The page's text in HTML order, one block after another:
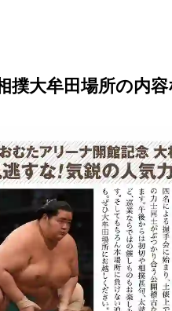
撲大牟田場所の内